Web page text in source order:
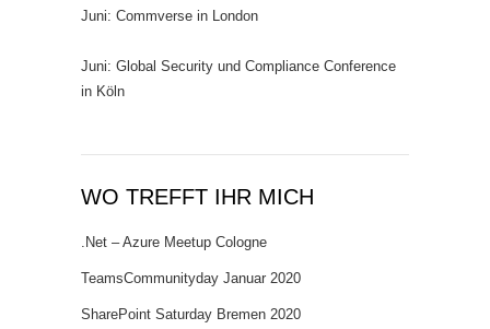
Juni: Commverse in London
Juni: Global Security und Compliance Conference
in Köln
WO TREFFT IHR MICH
.Net – Azure Meetup Cologne
TeamsCommunityday Januar 2020
SharePoint Saturday Bremen 2020